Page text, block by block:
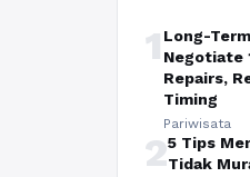
1 Long-
Negotiate
Repairs,
Timing
Pariwisata
25 Tips
Tidak